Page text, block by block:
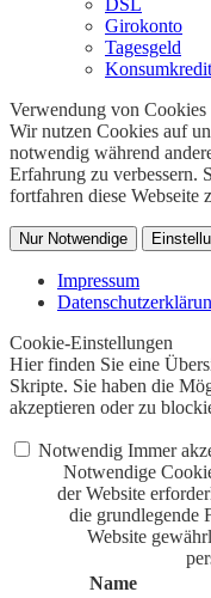
DSL
Girokonto
Tagesgeld
Konsumkredit
Verwendung von Cookies
Wir nutzen Cookies auf
notwendig während
Erfahrung zu verbessern.
fortfahren diese Webseite
Nur Notwendige
Impressum
Cookie-Einstellungen
Hier finden Sie eine
Skripte. Sie haben die
akzeptieren oder zu
Notwendig Immer
Notwendige
der Website
die grundlegende
Website
Name